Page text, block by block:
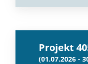
Projekt
(01.07.2026 -